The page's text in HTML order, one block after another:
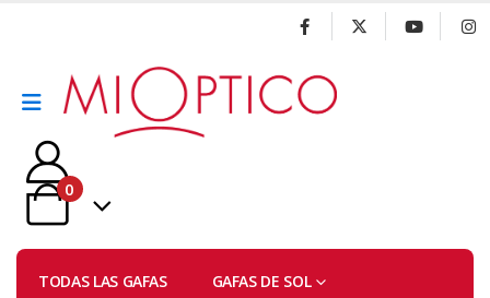
0
TODAS LAS GAFAS GAFAS DE SOL